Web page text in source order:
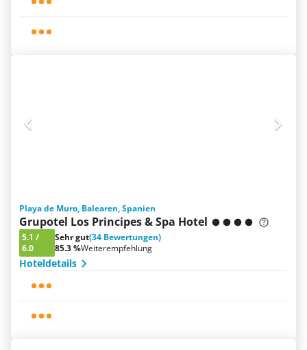
Playa de Muro, Balearen, Spanien
Grupotel Los Principes & Spa Hotel
5.1 /
6.0
Sehr gut(34 Bewertungen)
85.3 %Weiterempfehlung
Hoteldetails